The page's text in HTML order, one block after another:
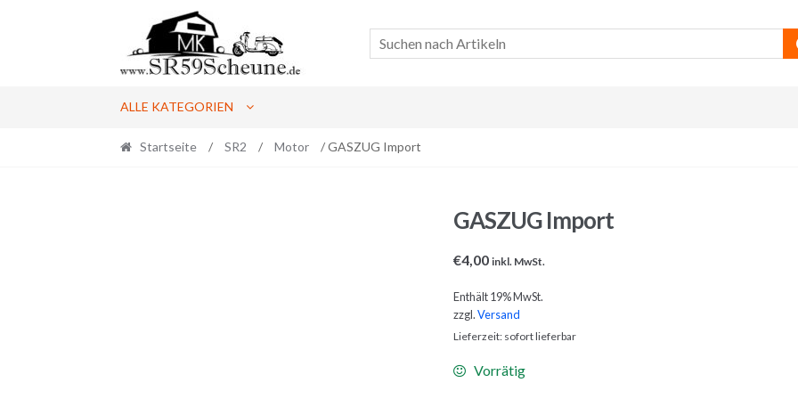
navigation
content
ALLE KATEGORIEN
Startseite / SR2 / Motor / GASZUG Import
GASZUG Import
€4,00 inkl. MwSt.
Enthält 19% MwSt.
zzgl.Versand
Lieferzeit: sofort lieferbar
Vorrätig